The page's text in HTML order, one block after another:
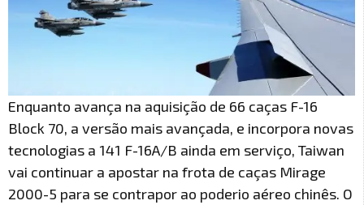
Enquanto avança na aquisição de 66 caças F-16
Block 70, a versão mais avançada, e incorpora novas
tecnologias a 141 F-16A/B ainda em serviço, Taiwan
vai continuar a apostar na frota de caças Mirage
2000-5 para se contrapor ao poderio aéreo chinês. O